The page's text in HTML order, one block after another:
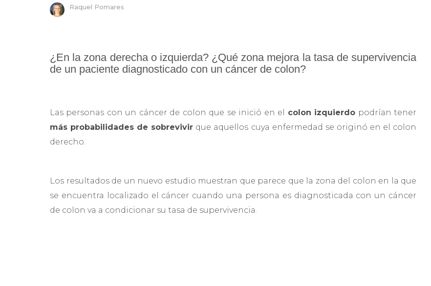
Raquel Pomares
¿En la zona derecha o izquierda? ¿Qué zona mejora la tasa de supervivencia
de un paciente diagnosticado con un cáncer de colon?
Las personas con un cáncer de colon que se inició en el colon izquierdo podrían tener
más probabilidades de sobrevivir que aquellos cuya enfermedad se originó en el colon
derecho.
Los resultados de un nuevo estudio muestran que parece que la zona del colon en la que
se encuentra localizado el cáncer cuando una persona es diagnosticada con un cáncer
de colon va a condicionar su tasa de supervivencia.